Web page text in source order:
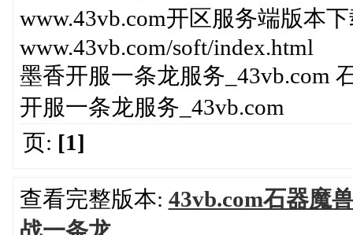
www.43vb.com开区服务端版本
www.43vb.com/soft/index.html
墨香开服一条龙服务_43vb.com
开服一条龙服务_43vb.com
页: [1]
查看完整版本: 43vb.com石器魔